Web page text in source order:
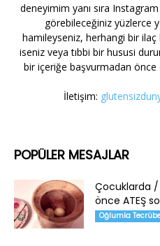
deneyimim yanı sıra
görebileceğiniz yüzlerce
hamileyseniz, herhangi bir
iseniz veya tıbbi bir hususi
bir içeriğe başvurmadan önce
İletişim:
POPÜLER MESAJLAR
Çocuklarda
önce ATEŞ
Oğlumla